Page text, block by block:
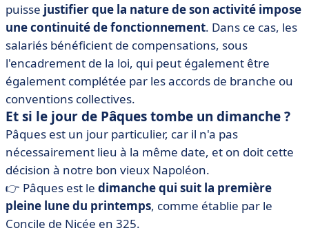
puisse justifier que la nature de son activité impose
une continuité de fonctionnement. Dans ce cas, les
salariés bénéficient de compensations, sous
l'encadrement de la loi, qui peut également être
également complétée par les accords de branche ou
conventions collectives.
Et si le jour de Pâques tombe un dimanche ?
Pâques est un jour particulier, car il n'a pas
nécessairement lieu à la même date, et on doit cette
décision à notre bon vieux Napoléon.
👉 Pâques est le dimanche qui suit la première
pleine lune du printemps, comme établie par le
Concile de Nicée en 325.